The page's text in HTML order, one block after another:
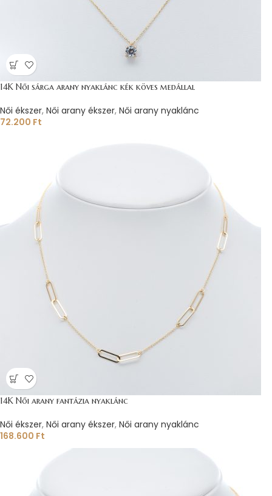
14K Női sárga arany nyaklánc kék köves medállal
Női ékszer, Női arany ékszer, Női arany nyaklánc
72.200 Ft
14K Női arany fantázia nyaklánc
Női ékszer, Női arany ékszer, Női arany nyaklánc
168.600 Ft